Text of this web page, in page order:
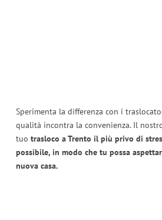
Sperimenta la differenza con i
qualità incontra la convenienza. Il
tuo trasloco a Trento il più privo di
possibile, in modo che tu possa
nuova casa.